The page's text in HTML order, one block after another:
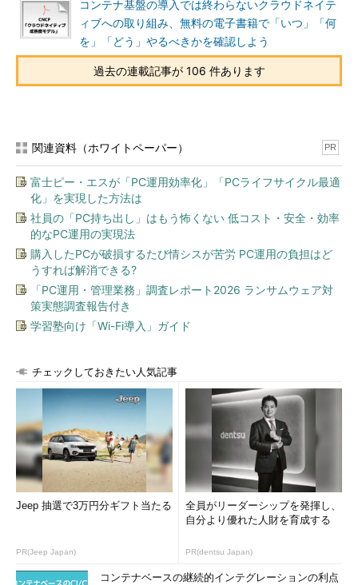
コンテナ基盤の導入では終わらないクラウドネイテ
ィブへの取り組み、無料の電子書籍で「いつ」「何
を」「どう」やるべきかを確認しよう
過去の連載記事が 106 件あります
関連資料（ホワイトペーパー） PR
富士ピー・エスが「PC運用効率化」「PCライフサイクル最適
化」を実現した方法は
社員の「PC持ち出し」はもう怖くない 低コスト・安全・効率
的なPC運用の実現法
購入したPCが破損するたび情シスが苦労 PC運用の負担はど
うすれば解消できる?
「PC運用・管理業務」調査レポート2026 ランサムウェア対
策実態調査報告付き
学習塾向け「Wi-Fi導入」ガイド
チェックしておきたい人気記事
Jeep 抽選で3万円分ギフト当たる
PR(Jeep Japan)
全員がリーダーシップを発揮し、
自分より優れた人財を育成する
PR(dentsu Japan)
コンテナベースの継続的インテグレーションの利点